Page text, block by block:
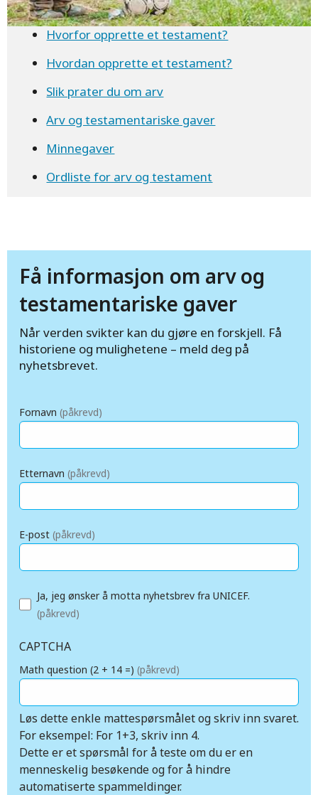
Hvorfor opprette et testament?
Hvordan opprette et testament?
Slik prater du om arv
Arv og testamentariske gaver
Minnegaver
Ordliste for arv og testament
Få informasjon om arv og
testamentariske gaver
Når verden svikter kan du gjøre en forskjell. Få
historiene og mulighetene – meld deg på
nyhetsbrevet.
Fornavn (påkrevd)
Etternavn (påkrevd)
E-post (påkrevd)
Ja, jeg ønsker å motta nyhetsbrev fra UNICEF.
(påkrevd)
CAPTCHA
Math question (2 + 14 =) (påkrevd)
Løs dette enkle mattespørsmålet og skriv inn svaret.
For eksempel: For 1+3, skriv inn 4.
Dette er et spørsmål for å teste om du er en
menneskelig besøkende og for å hindre
automatiserte spammeldinger.